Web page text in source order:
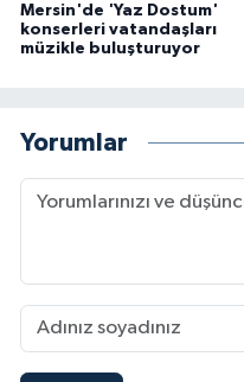
Mersin'de 'Yaz Dostum'
konserleri vatandaşları
müzikle buluşturuyor
Yorumlar